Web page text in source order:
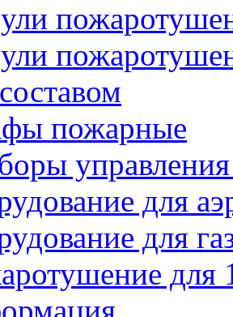
пожарные
для
для
для